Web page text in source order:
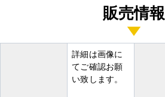
販売情報
詳細は画像に
てご確認お願
い致します。